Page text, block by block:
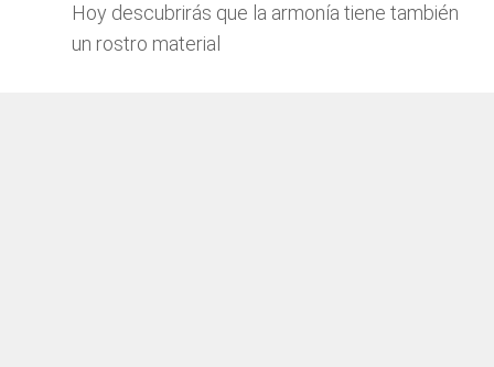
Hoy descubrirás que la armonía tiene también
un rostro material